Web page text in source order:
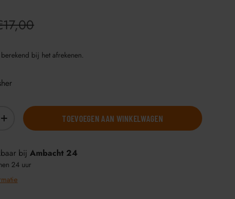
berekend bij het afrekenen.
+ TOEVOEGEN AAN WINKELWAGEN
bijAmbacht 24
24 uur